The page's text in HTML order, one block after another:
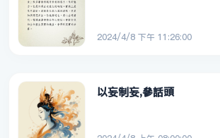
2024/4/8 下午 11:26:00
以妄制妄,參話頭